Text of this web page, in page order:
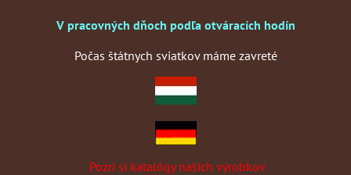
V pracovných dňoch podľa otváracích hodín
Počas štátnych sviatkov máme zavreté
Pozri si katalógy našich výrobkov